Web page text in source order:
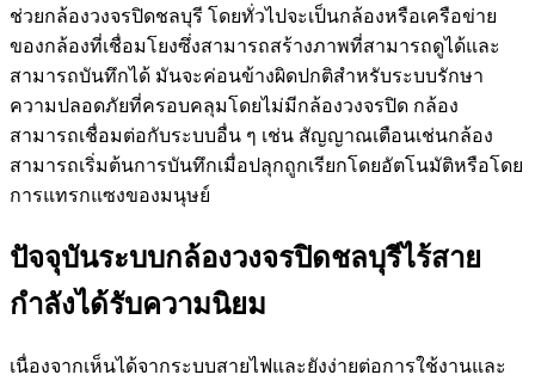
ช่วยกล้องวงจรปิดชลบุรี โดยทั่วไปจะเป็นกล้องหรือเครือข่าย
ของกล้องที่เชื่อมโยงซึ่งสามารถสร้างภาพที่สามารถดูได้และ
สามารถบันทึกได้ มันจะค่อนข้างผิดปกติสำหรับระบบรักษา
ความปลอดภัยที่ครอบคลุมโดยไม่มีกล้องวงจรปิด กล้อง
สามารถเชื่อมต่อกับระบบอื่น ๆ เช่น สัญญาณเตือนเช่นกล้อง
สามารถเริ่มต้นการบันทึกเมื่อปลุกถูกเรียกโดยอัตโนมัติหรือโดย
การแทรกแซงของมนุษย์
ปัจจุบันระบบกล้องวงจรปิดชลบุรีไร้สาย
กำลังได้รับความนิยม
เนื่องจากเห็นได้จากระบบสายไฟและยังง่ายต่อการใช้งานและ